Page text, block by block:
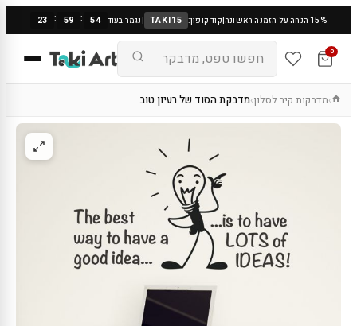
15% הנחה על הזמנה ראשונה |קוד קופון: TAKI15
|נגמר בעוד 23 : 59 : 53
0
›מדבקות קיר לסלון›מדבקת הסוד של רעיון טוב